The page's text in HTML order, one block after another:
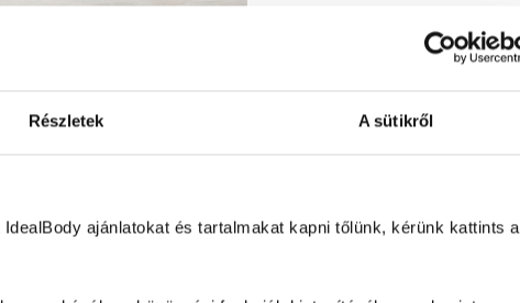
Részletek A sütikről
ajánlatokat és tartalmakat kapni tőlünk, kérünk kattints a